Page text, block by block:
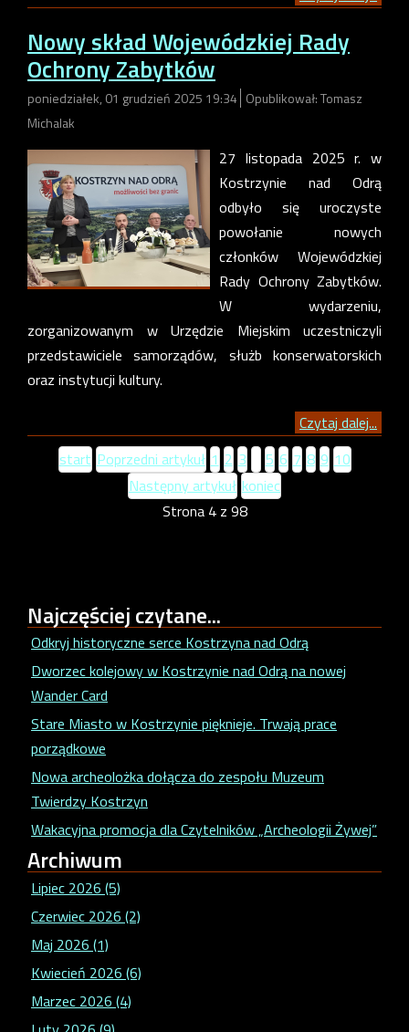
Nowy skład Wojewódzkiej Rady
Ochrony Zabytków
poniedziałek, 01 grudzień 2025 19:34 Opublikował: Tomasz
Michalak
27 listopada 2025 r. w
Kostrzynie nad Odrą
odbyło się uroczyste
powołanie nowych
członków Wojewódzkiej
Rady Ochrony Zabytków.
W wydarzeniu,
zorganizowanym w Urzędzie Miejskim uczestniczyli
przedstawiciele samorządów, służb konserwatorskich
oraz instytucji kultury.
Czytaj dalej...
start Poprzedni artykuł 1 2 3 5 6 7 8 9 10
Następny artykuł koniec
Strona 4 z 98
Najczęściejczytane...
Odkryj historyczne serce Kostrzyna nad Odrą
Dworzec kolejowy w Kostrzynie nad Odrą na nowej
Wander Card
Stare Miasto w Kostrzynie pięknieje. Trwają prace
porządkowe
Nowa archeolożka dołącza do zespołu Muzeum
Twierdzy Kostrzyn
Wakacyjna promocja dla Czytelników „Archeologii Żywej”
Archiwum
Lipiec 2026 (5)
Czerwiec 2026 (2)
Maj 2026 (1)
Kwiecień 2026 (6)
Marzec 2026 (4)